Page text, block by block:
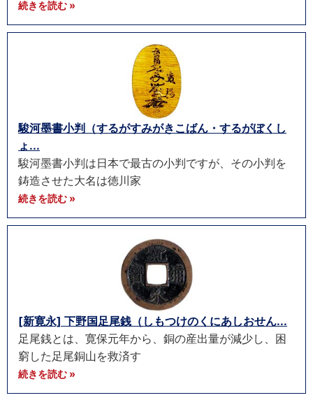
続きを読む »
駿河墨書小判（するがすみがきこばん・するがぼくし
ょ...
駿河墨書小判は日本で最古の小判ですが、その小判を
鋳造させた大名は徳川家
続きを読む »
[新寛永] 下野国足尾銭（しもつけのくにあしおせん...
足尾銭とは、寛保元年から、銅の産出量が減少し、困
窮した足尾銅山を救済す
続きを読む »